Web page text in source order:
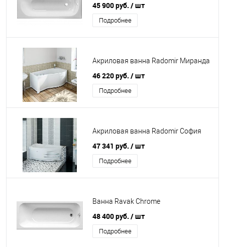
45 900 руб. / шт
Подробнее
Акриловая ванна Radomir Миранда
46 220 руб. / шт
Подробнее
Акриловая ванна Radomir София
47 341 руб. / шт
Подробнее
Ванна Ravak Chrome
48 400 руб. / шт
Подробнее